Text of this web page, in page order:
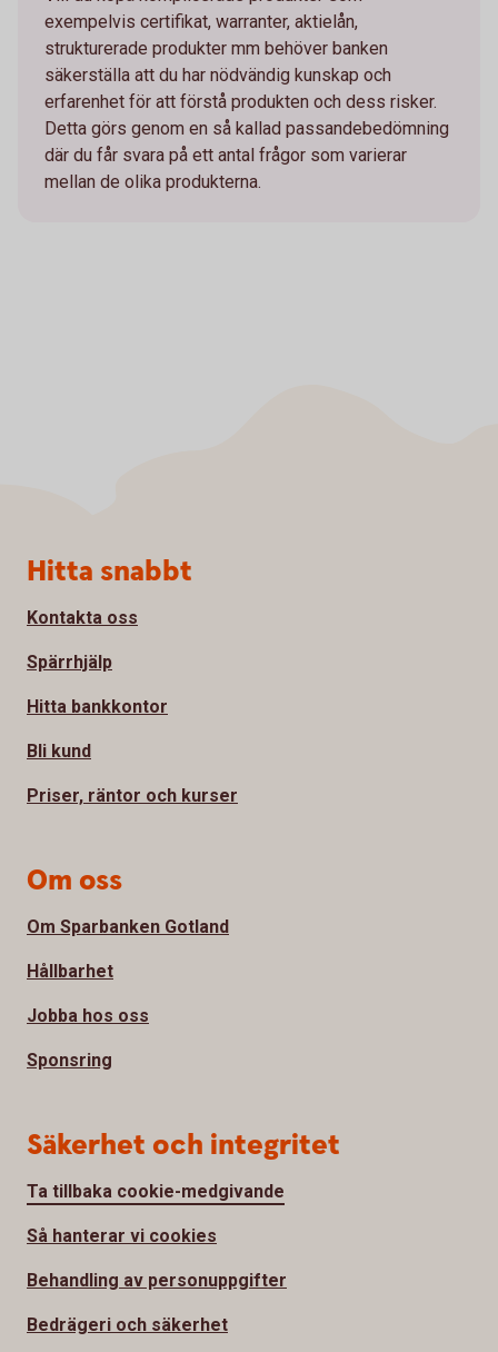
exempelvis certifikat, warranter, aktielån,
strukturerade produkter mm behöver banken
säkerställa att du har nödvändig kunskap och
erfarenhet för att förstå produkten och dess risker.
Detta görs genom en så kallad passandebedömning
där du får svara på ett antal frågor som varierar
mellan de olika produkterna.
Sidfot
Hitta snabbt
Kontakta oss
Spärrhjälp
Hitta bankkontor
Bli kund
Priser, räntor och kurser
Om oss
Om Sparbanken Gotland
Hållbarhet
Jobba hos oss
Sponsring
Säkerhet och integritet
Ta tillbaka cookie-medgivande
Så hanterar vi cookies
Behandling av personuppgifter
Bedrägeri och säkerhet